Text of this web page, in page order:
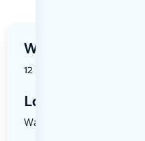
Wanneer?
12 July 2026 | 19:00
Locatie
Walburgiss...